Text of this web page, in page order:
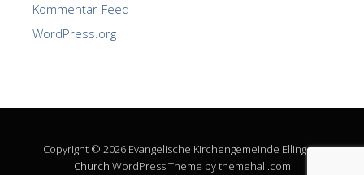
Kommentar-Feed
WordPress.org
Copyright © 2026 Evangelische Kirchengemeinde Ellingen.
Church WordPress Theme by themehall.com